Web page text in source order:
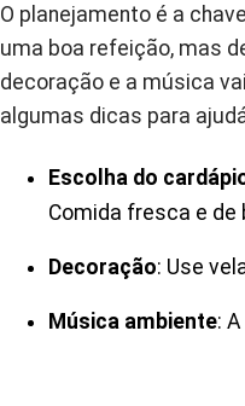
O planejamento é a
uma boa refeição, mas
decoração e a música
algumas dicas para
Escolha do
Comida fresca e de
Decoração: Use
Música ambiente: